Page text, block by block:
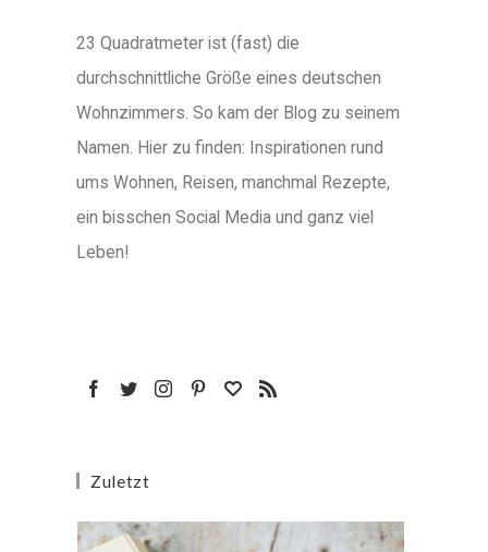
23 Quadratmeter ist (fast) die
durchschnittliche Größe eines deutschen
Wohnzimmers. So kam der Blog zu seinem
Namen. Hier zu finden: Inspirationen rund
ums Wohnen, Reisen, manchmal Rezepte,
ein bisschen Social Media und ganz viel
Leben!
Zuletzt